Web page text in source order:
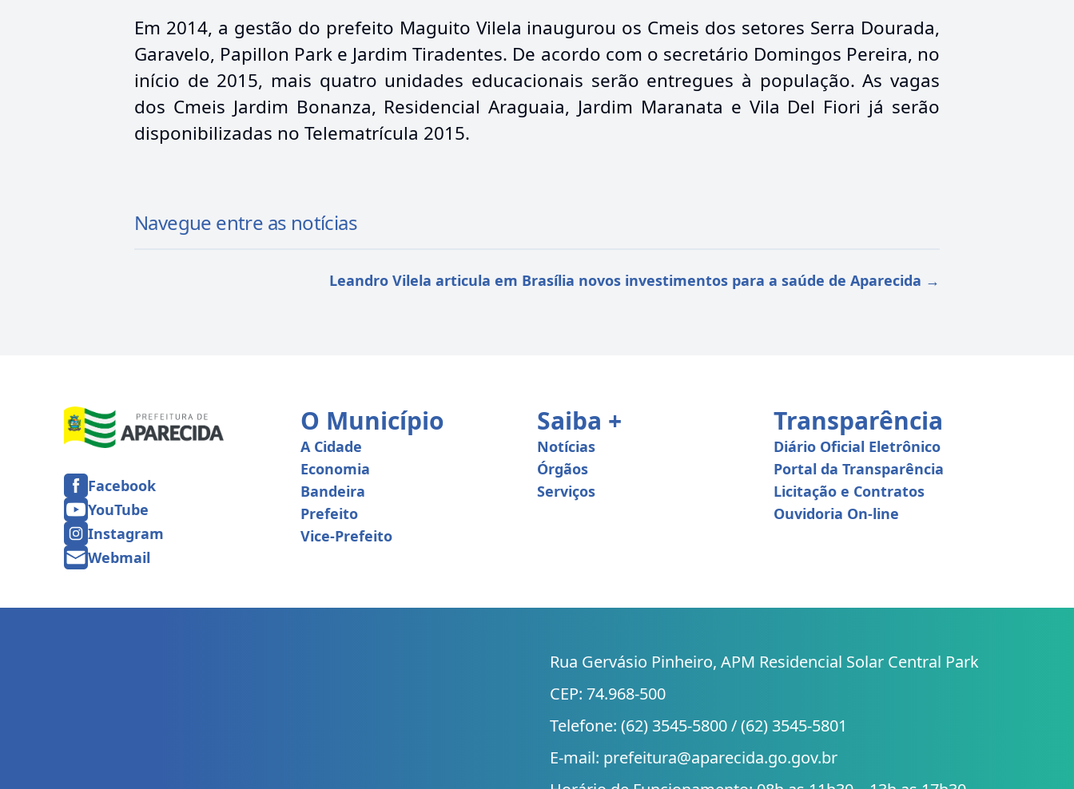
Em 2014, a gestão do prefeito Maguito Vilela inaugurou os Cmeis dos setores Serra Dourada,
Garavelo, Papillon Park e Jardim Tiradentes. De acordo com o secretário Domingos Pereira, no
início de 2015, mais quatro unidades educacionais serão entregues à população. As vagas
dos Cmeis Jardim Bonanza, Residencial Araguaia, Jardim Maranata e Vila Del Fiori já serão
disponibilizadas no Telematrícula 2015.
Navegue entre as notícias
Leandro Vilela articula em Brasília novos investimentos para a saúde de Aparecida →
Facebook
YouTube
Instagram
Webmail
O Município
A Cidade
Economia
Bandeira
Prefeito
Vice-Prefeito
Saiba +
Notícias
Órgãos
Serviços
Transparência
Diário Oficial Eletrônico
Portal da Transparência
Licitação e Contratos
Ouvidoria On-line
Rua Gervásio Pinheiro, APM Residencial Solar Central Park
CEP: 74.968-500
Telefone: (62) 3545-5800 / (62) 3545-5801
E-mail: prefeitura@aparecida.go.gov.br